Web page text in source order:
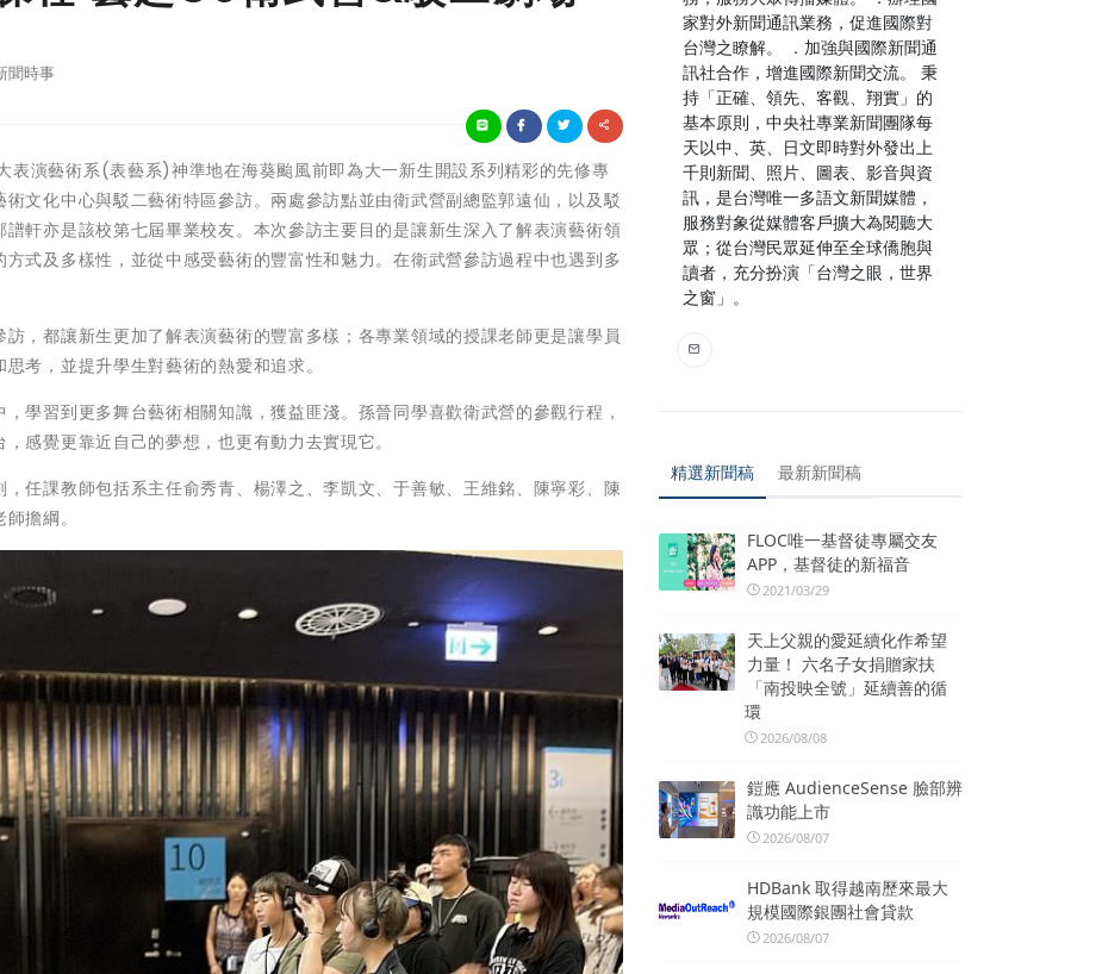
聞時事
演藝術系(表藝系)神準地在海葵颱風前即為大一新生開設系列精彩的先修專
文化中心與駁二藝術特區參訪。兩處參訪點並由衛武營副總監郭遠仙，以及駁
軒亦是該校第七屆畢業校友。本次參訪主要目的是讓新生深入了解表演藝術領
式及多樣性，並從中感受藝術的豐富性和魅力。在衛武營參訪過程中也遇到多
，都讓新生更加了解表演藝術的豐富多樣；各專業領域的授課老師更是讓學員
考，並提升學生對藝術的熱愛和追求。
學習到更多舞台藝術相關知識，獲益匪淺。孫晉同學喜歡衛武營的參觀行程，
感覺更靠近自己的夢想，也更有動力去實現它。
任課教師包括系主任俞秀青、楊澤之、李凱文、于善敏、王維銘、陳寧彩、陳
擔綱。
家對外新聞通訊業務，促進國際對
台灣之瞭解。 ．加強與國際新聞通
訊社合作，增進國際新聞交流。 秉
持「正確、領先、客觀、翔實」的
基本原則，中央社專業新聞團隊每
天以中、英、日文即時對外發出上
千則新聞、照片、圖表、影音與資
訊，是台灣唯一多語文新聞媒體，
服務對象從媒體客戶擴大為閱聽大
眾；從台灣民眾延伸至全球僑胞與
讀者，充分扮演「台灣之眼，世界
之窗」。
精選新聞稿 最新新聞稿
FLOC唯一基督徒專屬交友
APP，基督徒的新福音
2021/03/29
天上父親的愛延續化作希望
力量！ 六名子女捐贈家扶
「南投映全號」延續善的循
環
2026/08/08
鎧應 AudienceSense 臉部辨
識功能上市
2026/08/07
HDBank 取得越南歷來最大
規模國際銀團社會貸款
2026/08/07